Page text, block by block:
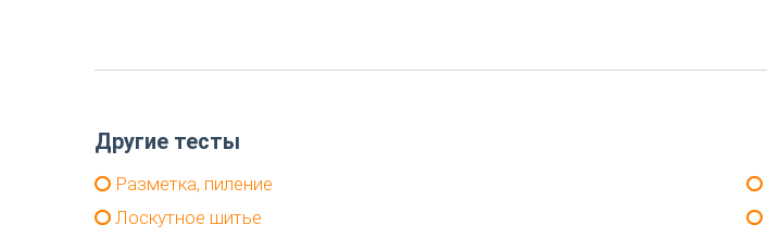
Другие тесты
Разметка, пиление
Лоскутное шитье